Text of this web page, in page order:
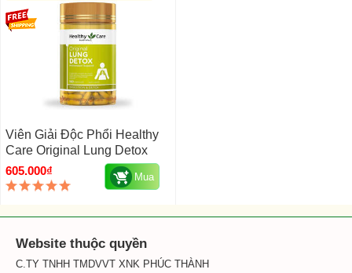
Viên Giải Độc Phổi Healthy
Care Original Lung Detox
605.000₫
Mua
Website thuộc quyền
C.TY TNHH TMDVVT XNK PHÚC THÀNH